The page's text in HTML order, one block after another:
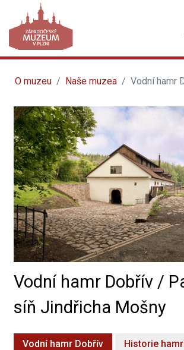
O muzeu Naše muzea Vodní hamr
Vodní hamr Dobřív /
síň Jindřicha Mošny
Vodní hamr Dobřív Historie